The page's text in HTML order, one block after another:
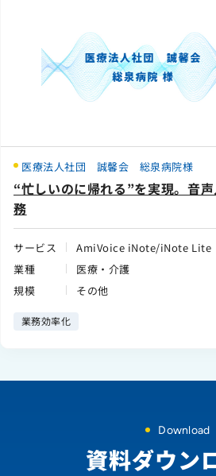
医療法人社団 誠馨会 総泉病院様
“忙しいのに帰れる”を実現。音
務
サービス
AmiVoice iNote/iNote Lite
業種
医療・介護
規模
その他
業務効率化
Download
資料ダウン